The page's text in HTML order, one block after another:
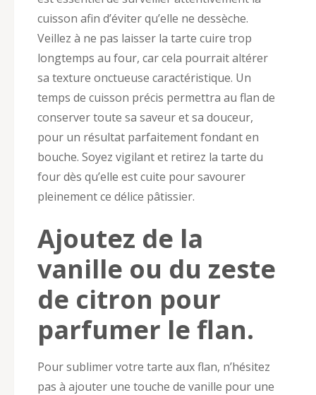
cuisson afin d’éviter qu’elle ne dessèche.
Veillez à ne pas laisser la tarte cuire trop
longtemps au four, car cela pourrait altérer
sa texture onctueuse caractéristique. Un
temps de cuisson précis permettra au flan de
conserver toute sa saveur et sa douceur,
pour un résultat parfaitement fondant en
bouche. Soyez vigilant et retirez la tarte du
four dès qu’elle est cuite pour savourer
pleinement ce délice pâtissier.
Ajoutez de la
vanille ou du zeste
de citron pour
parfumer le flan.
Pour sublimer votre tarte aux flan, n’hésitez
pas à ajouter une touche de vanille pour une